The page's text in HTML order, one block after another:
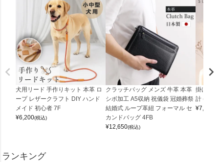
犬用リード 手作りキット 本革 ロ
ープ レザークラフト DIY ハンド
メイド 初心者 7F
¥6,200(税込)
クラッチバッグ メンズ 牛革 本革
シボ加工 A5収納 祝儀袋 冠婚葬祭
結婚式 ループ革紐 フォーマル セ
カンドバッグ 4FB
¥12,650(税込)
掛け時
計
¥7,150
ランキング